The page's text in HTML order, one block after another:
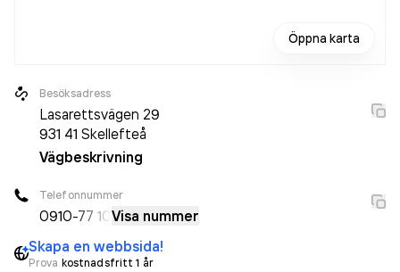
Öppna karta
Besöksadress
Lasarettsvägen 29
931 41 Skellefteå
Vägbeskrivning
Telefonnummer
0910-77 10 Visa nummer
Skapa en webbsida!
Prova kostnadsfritt 1 år